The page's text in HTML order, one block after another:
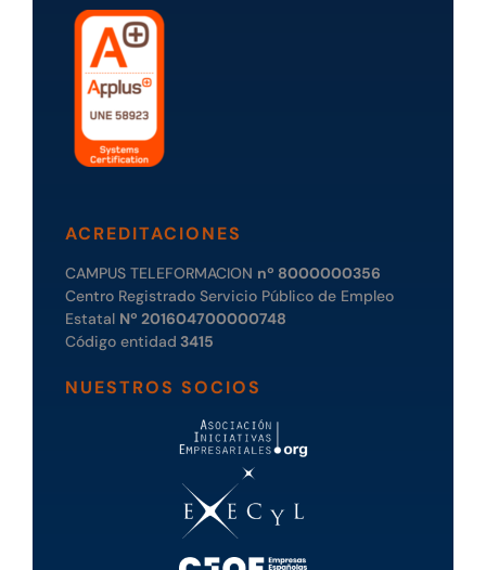
ACREDITACIONES
CAMPUS TELEFORMACION nº 8000000356
Centro Registrado Servicio Público de Empleo
Estatal Nº 201604700000748
Código entidad 3415
NUESTROS SOCIOS